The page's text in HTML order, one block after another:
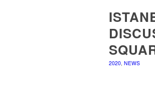
2020, NEWS